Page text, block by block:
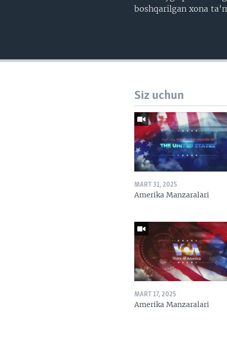
boshqarilgan xona
Siz uchun
MART 31, 2025
Amerika Manzaralari
MART 17, 2025
Amerika Manzaralari